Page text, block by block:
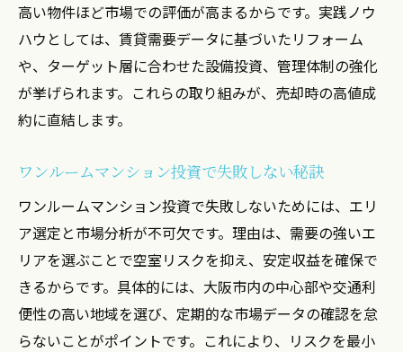
高い物件ほど市場での評価が高まるからです。実践ノウ
ハウとしては、賃貸需要データに基づいたリフォーム
や、ターゲット層に合わせた設備投資、管理体制の強化
が挙げられます。これらの取り組みが、売却時の高値成
約に直結します。
ワンルームマンション投資で失敗しない秘訣
ワンルームマンション投資で失敗しないためには、エリ
ア選定と市場分析が不可欠です。理由は、需要の強いエ
リアを選ぶことで空室リスクを抑え、安定収益を確保で
きるからです。具体的には、大阪市内の中心部や交通利
便性の高い地域を選び、定期的な市場データの確認を怠
らないことがポイントです。これにより、リスクを最小